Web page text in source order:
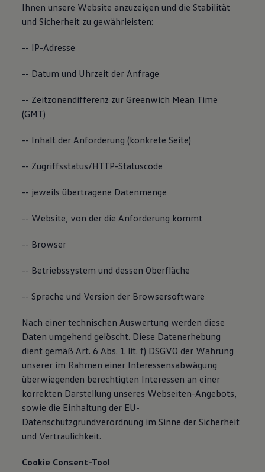
Ihnen unsere Website anzuzeigen und die Stabilität
und Sicherheit zu gewährleisten:
-- IP-Adresse
-- Datum und Uhrzeit der Anfrage
-- Zeitzonendifferenz zur Greenwich Mean Time
(GMT)
-- Inhalt der Anforderung (konkrete Seite)
-- Zugriffsstatus/HTTP-Statuscode
-- jeweils übertragene Datenmenge
-- Website, von der die Anforderung kommt
-- Browser
-- Betriebssystem und dessen Oberfläche
-- Sprache und Version der Browsersoftware
Nach einer technischen Auswertung werden diese
Daten umgehend gelöscht. Diese Datenerhebung
dient gemäß Art. 6 Abs. 1 lit. f) DSGVO der Wahrung
unserer im Rahmen einer Interessensabwägung
überwiegenden berechtigten Interessen an einer
korrekten Darstellung unseres Webseiten-Angebots,
sowie die Einhaltung der EU-
Datenschutzgrundverordnung im Sinne der Sicherheit
und Vertraulichkeit.
Cookie Consent-Tool